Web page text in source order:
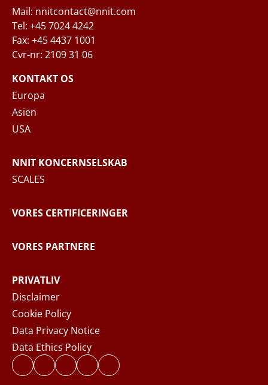
Når du indsender din forespørgsel til NNIT
via kontaktformularen, behandler NNIT de
overensstemmelse med
hvor du kan læse mere om dine rettigheder
SEND BESKED
Mail: nnitcontact@nnit.com
Tel: +45 7024 4242
Fax: +45 4437 1001
Cvr-nr: 2109 31 06
KONTAKT OS
Europa
Asien
USA
NNIT KONCERNSELSKAB
SCALES
VORES CERTIFICERINGER
VORES PARTNERE
PRIVATLIV
Disclaimer
Cookie Policy
Data Privacy Notice
Data Ethics Policy